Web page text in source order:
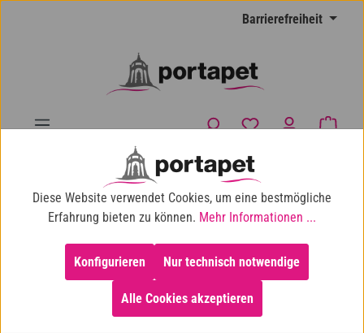
Barrierefreiheit
Du hast 0
10% Shop-Rabatt ab 100 € Einkaufswert
Katze Katzenstreu Pflanzliche Klumpstreu
Diese Website verwendet Cookies, um eine bestmögliche
Erfahrung bieten zu können. Mehr Informationen ...
Konfigurieren
Alle Cookies akzeptieren
Nur technisch notwendige